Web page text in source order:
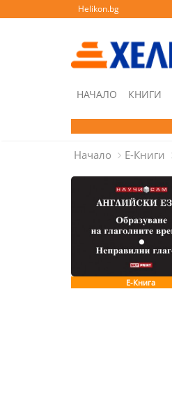
Helikon.bg
НАЧАЛО КНИГИ
Начало Е-Книги
Е-Книга